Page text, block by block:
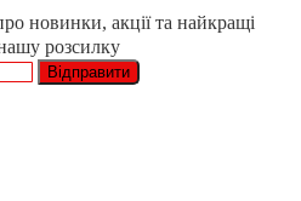
новинки, акції та найкращі
розсилку
Відправити